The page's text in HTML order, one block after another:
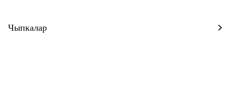
Чыпкалар